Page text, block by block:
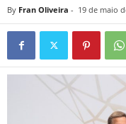
By Fran Oliveira - 19 de maio